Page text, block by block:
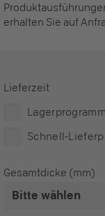
erhalten Sie auf
Lieferzeit
Lagerprogramm
Schnell-
Gesamtdicke (mm)